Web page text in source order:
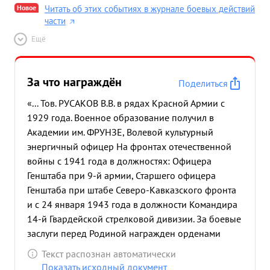
Новое
Читать об этих событиях в журнале боевых действий
части
Ещё
За что награждён
Поделиться
«... Тов. РУСАКОВ В.В. в рядах Красной Армии с
1929 года. Военное образование получил в
Академии им. ФРУНЗЕ, Волевой культурный
энергичный офицер На фронтах отечественной
войны с 1941 года в должностях: Офицера
Генштаба при 9-й армии, Старшего офицера
Генштаба при штабе Северо-Кавказского фронта
и с 24 января 1943 года в должности Командира
14-й Гвардейской стрелковой дивизии. За боевые
заслуги перед Родиной награжден орденами
"Красное знамя" Красная звезда" и медалью "За
оборону Сталинграда". В наступательных
Текст распознан автоматически
Показать исходный документ